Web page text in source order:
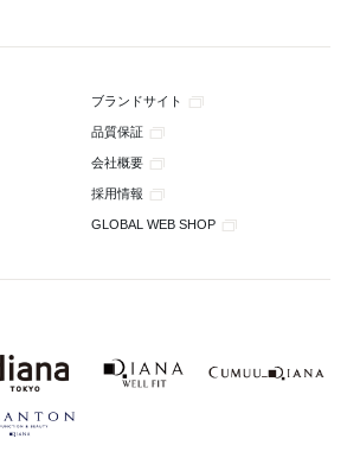
ブランドサイト
品質保証
会社概要
採用情報
GLOBAL WEB SHOP